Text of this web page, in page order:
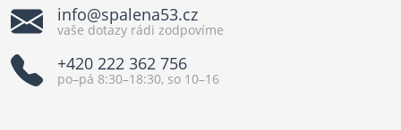
info@spalena53.cz
vaše dotazy rádi zodpovíme
+420 222 362 756
po–pá 8:30–18:30, so 10–16